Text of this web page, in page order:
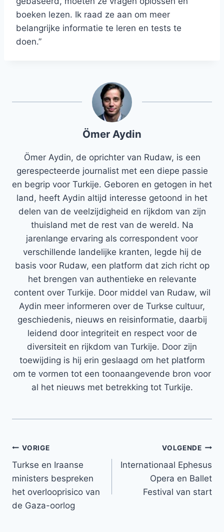
boeken lezen. Ik raad ze aan om meer
belangrijke informatie te leren en tests te
doen.”
Ömer Aydin
Ömer Aydin, de oprichter van Rudaw, is een
gerespecteerde journalist met een diepe passie
en begrip voor Turkije. Geboren en getogen in het
land, heeft Aydin altijd interesse getoond in het
delen van de veelzijdigheid en rijkdom van zijn
thuisland met de rest van de wereld. Na
jarenlange ervaring als correspondent voor
verschillende landelijke kranten, legde hij de
basis voor Rudaw, een platform dat zich richt op
het brengen van authentieke en relevante
content over Turkije. Door middel van Rudaw, wil
Aydin meer informeren over de Turkse cultuur,
geschiedenis, nieuws en reisinformatie, daarbij
leidend door integriteit en respect voor de
diversiteit en rijkdom van Turkije. Door zijn
toewijding is hij erin geslaagd om het platform
om te vormen tot een toonaangevende bron voor
al het nieuws met betrekking tot Turkije.
Bericht
navigatie
VORIGE
Turkse en Iraanse
ministers bespreken
het overlooprisico van
de Gaza-oorlog
VOLGENDE
Internationaal Ephesus
Opera en Ballet
Festival van start